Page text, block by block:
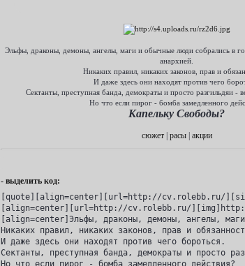
Эльфы, драконы, демоны, ангелы, маги и обычные люди собрались в
анархией.
Никаких правил, никаких законов, прав и
И даже здесь они находят против чего
Сектанты, преступная банда, демократы и просто разгильдяи -
Но что если пирог - бомба замедленного
Капельку Свободы?
сюжет| расы| акции
- выделить код:
[quote][align=center][url=http://cv.rolebb.ru/
[align=center][url=http://cv.rolebb.ru/
[align=center]Эльфы, драконы, демоны, ангелы, маги
Никаких правил, никаких законов, прав и
И даже здесь они находят против чего бороться.
Сектанты, преступная банда, демократы и просто
Но что если пирог - бомба замедленного действия?